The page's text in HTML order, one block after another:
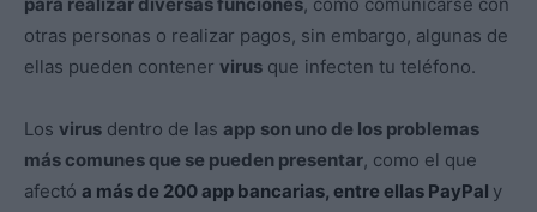
otras personas o realizar pagos, sin embargo, algunas de
ellas pueden contener virus que infecten tu teléfono.
Los virus dentro de las app son uno de los problemas
más comunes que se pueden presentar, como el que
afectó a más de 200 app bancarias, entre ellas PayPal y